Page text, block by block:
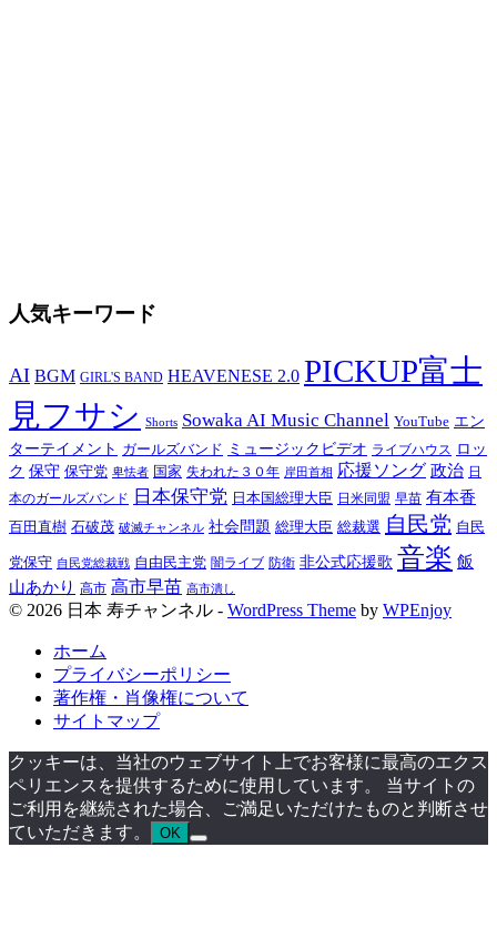
人気キーワード
AI BGM GIRL'S BAND HEAVENESE 2.0 PICKUP富士
見フサシ Shorts Sowaka AI Music Channel YouTube エン
ターテイメント ガールズバンド ミュージックビデオ ライブハウス ロッ
ク 保守 保守党 卑怯者 国家 失われた３０年 岸田首相 応援ソング 政治 日
本のガールズバンド
日本保守党 日本国総理大臣 日米同盟 早苗 有本香
百田直樹 石破茂 破滅チャンネル 社会問題 総理大臣 総裁選 自民党 自民
党保守 自民党総裁戦 自由民主党 闇ライブ 防衛 非公式応援歌 音楽 飯
山あかり 高市 高市早苗 高市潰し
© 2026 日本 寿チャンネル - WordPress Theme by WPEnjoy
ホーム
プライバシーポリシー
著作権・肖像権について
サイトマップ
クッキーは、当社のウェブサイト上でお客様に最高のエクス
ペリエンスを提供するために使用しています。 当サイトの
ご利用を継続された場合、ご満足いただけたものと判断させ
ていただきます。
OK